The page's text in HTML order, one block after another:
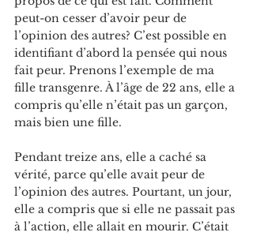
peut-on cesser d’avoir peur de
l’opinion des autres? C’est possible en
identifiant d’abord la pensée qui nous
fait peur. Prenons l’exemple de ma
fille transgenre. À l’âge de 22 ans, elle a
compris qu’elle n’était pas un garçon,
mais bien une fille.
Pendant treize ans, elle a caché sa
vérité, parce qu’elle avait peur de
l’opinion des autres. Pourtant, un jour,
elle a compris que si elle ne passait pas
à l’action, elle allait en mourir. C’était